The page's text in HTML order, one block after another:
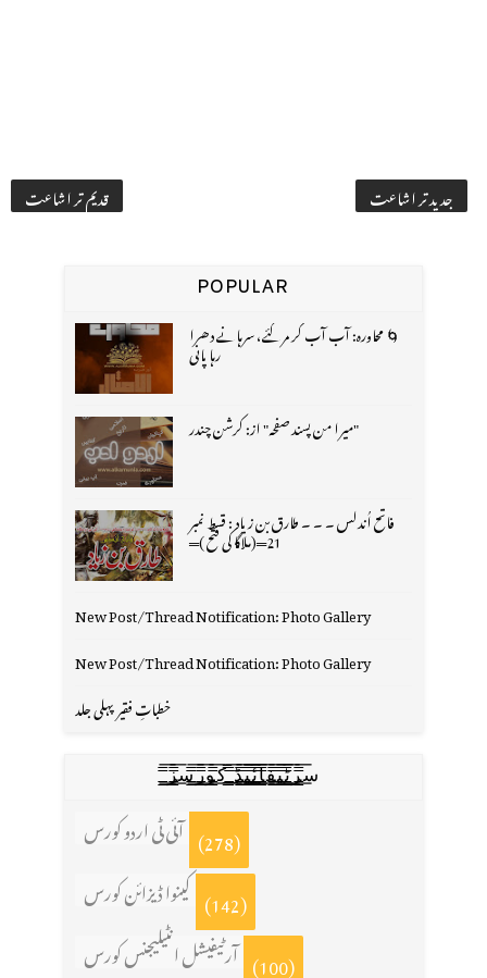
جدید تر اشاعت قدیم تر اشاعت
POPULAR
🌀 محاورہ: آب آب کر مر گئے، سرہانے دھرا
رہا پانی
"میرا من پسند صفحہ" از: کرشن چندر
فاتح اُندلس ۔ ۔ ۔ طارق بن زیاد : قسط نمبر
21═(ملاگا کی فتح )═
New Post/Thread Notification: Photo Gallery
New Post/Thread Notification: Photo Gallery
خطباتِ فقیر پہلی جلد
س̳̿͟͞ر̳̿͟͞ٹ̳̿͟͞ی̳̿͟͞ف̳̿͟͞ا̳̿͟͞ي̳̳̿ٔ̿͟͟͞͞ی̳̿͟͞ڈ̳̿͟͞ ̳̿͟͞ک̳̿͟͞و̳̿͟͞ر̳̿͟͞س̳̿͟͞ز̳̿͟͞
آئی ٹی اردو کورس (278)
کینوا ڈیزائن کورس (142)
آرٹیفیشل انٹیلیجنس کورس (100)